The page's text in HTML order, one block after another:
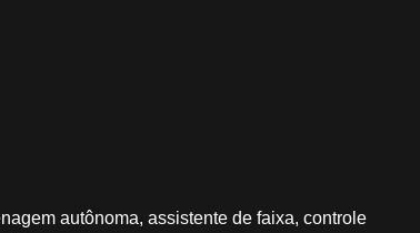
autônoma, assistente de faixa, controle